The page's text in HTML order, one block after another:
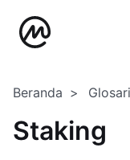
Beranda
Staking